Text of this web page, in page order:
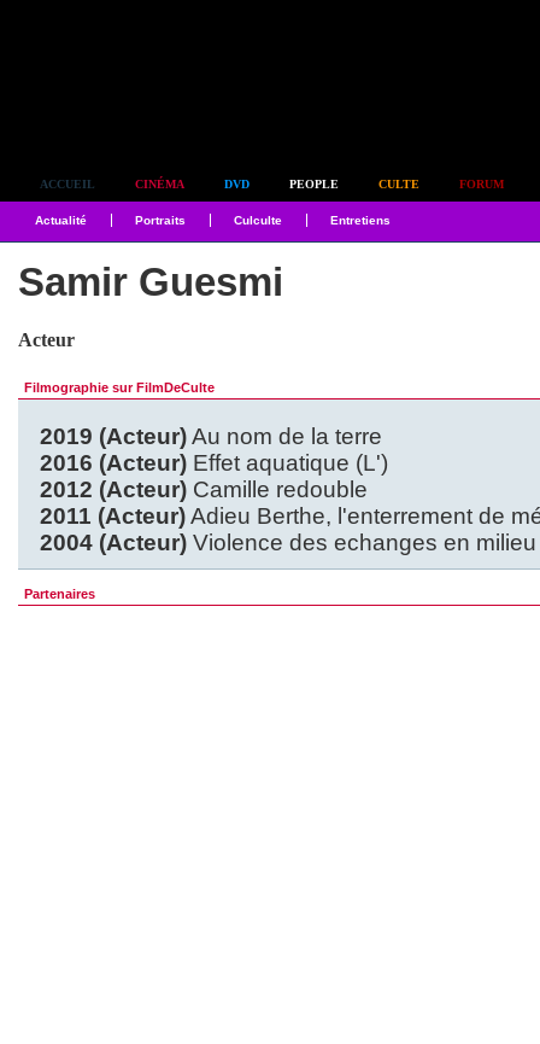
ACCUEIL CINÉMA DVD PEOPLE CULTE FORUM
Actualité Portraits Culculte Entretiens
Samir Guesmi
Acteur
Filmographie sur FilmDeCulte
2019 (Acteur)Au nom de la terre
2016 (Acteur) Effet aquatique (L')
2012 (Acteur) Camille redouble
2011 (Acteur)Adieu Berthe, l'enterrement de
2004 (Acteur) Violence des echanges en
Partenaires